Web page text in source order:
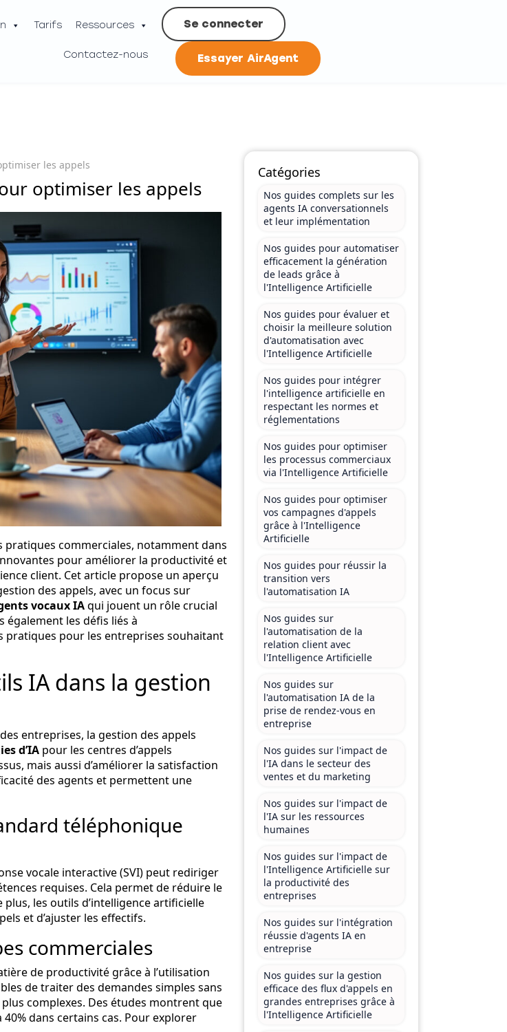
Tarifs Ressources
Contactez-nous
Se connecter
Essayer AirAgent
les appels
optimiser les appels
pratiques commerciales, notamment dans
pour améliorer la productivité et
client. Cet article propose un aperçu
des appels, avec un focus sur
vocaux IAqui jouent un rôle crucial
également les défis liés à
pratiques pour les entreprises souhaitant
IA dans la gestion
entreprises, la gestion des appels
d’IA pour les centres d’appels
mais aussi d’améliorer la satisfaction
des agents et permettent une
téléphonique
vocale interactive (SVI) peut rediriger
requises. Cela permet de réduire le
les outils d’intelligence artificielle
et d’ajuster les effectifs.
commerciales
de productivité grâce à l’utilisation
de traiter des demandes simples sans
complexes. Des études montrent que
dans certains cas. Pour explorer
Catégories
Nos guides complets sur les
agents IA conversationnels
et leur implémentation
Nos guides pour automatiser
efficacement la génération
de leads grâce à
l'Intelligence Artificielle
Nos guides pour évaluer et
choisir la meilleure solution
d'automatisation avec
l'Intelligence Artificielle
Nos guides pour intégrer
l'intelligence artificielle en
respectant les normes et
réglementations
Nos guides pour optimiser
les processus commerciaux
via l'Intelligence Artificielle
Nos guides pour optimiser
vos campagnes d'appels
grâce à l'Intelligence
Artificielle
Nos guides pour réussir la
transition vers
l'automatisation IA
Nos guides sur
l'automatisation de la
relation client avec
l'Intelligence Artificielle
Nos guides sur
l'automatisation IA de la
prise de rendez-vous en
entreprise
Nos guides sur l'impact de
l'IA dans le secteur des
ventes et du marketing
Nos guides sur l'impact de
l'IA sur les ressources
humaines
Nos guides sur l'impact de
l'Intelligence Artificielle sur
la productivité des
entreprises
Nos guides sur l'intégration
réussie d'agents IA en
entreprise
Nos guides sur la gestion
efficace des flux d'appels en
grandes entreprises grâce à
l'Intelligence Artificielle